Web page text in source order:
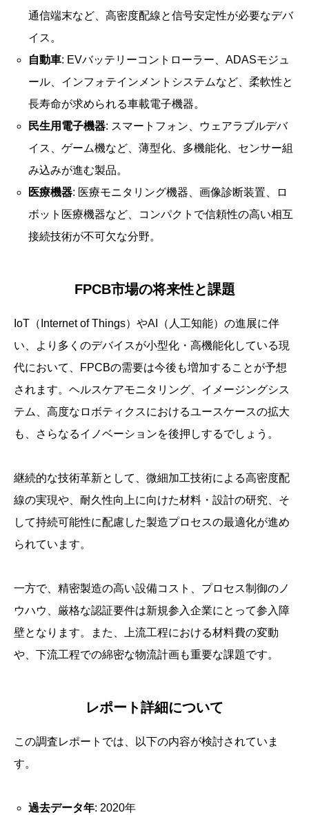
通信端末など、高密度配線と信号安定性が必要なデバ
イス。
自動車: EVバッテリーコントローラー、ADASモジュ
ール、インフォテインメントシステムなど、柔軟性と
長寿命が求められる車載電子機器。
民生用電子機器: スマートフォン、ウェアラブルデバ
イス、ゲーム機など、薄型化、多機能化、センサー組
み込みが進む製品。
医療機器: 医療モニタリング機器、画像診断装置、ロ
ボット医療機器など、コンパクトで信頼性の高い相互
接続技術が不可欠な分野。
FPCB市場の将来性と課題
IoT（Internet of Things）やAI（人工知能）の進展に伴
い、より多くのデバイスが小型化・高機能化している現
代において、FPCBの需要は今後も増加することが予想
されます。ヘルスケアモニタリング、イメージングシス
テム、高度なロボティクスにおけるユースケースの拡大
も、さらなるイノベーションを後押しするでしょう。
継続的な技術革新として、微細加工技術による高密度配
線の実現や、耐久性向上に向けた材料・設計の研究、そ
して持続可能性に配慮した製造プロセスの最適化が進め
られています。
一方で、精密製造の高い設備コスト、プロセス制御のノ
ウハウ、厳格な認証要件は新規参入企業にとって参入障
壁となります。また、上流工程における材料費の変動
や、下流工程での綿密な物流計画も重要な課題です。
レポート詳細について
この調査レポートでは、以下の内容が検討されていま
す。
過去データ年: 2020年